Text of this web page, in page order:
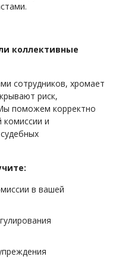
коллективные
сотрудников, хромает
риск,
поможем корректно
комиссии и
в вашей